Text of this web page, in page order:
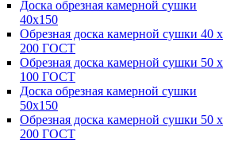
Доска обрезная камерной сушки
40х150
Обрезная доска камерной сушки 40 х
200 ГОСТ
Обрезная доска камерной сушки 50 х
100 ГОСТ
Доска обрезная камерной сушки
50х150
Обрезная доска камерной сушки 50 х
200 ГОСТ